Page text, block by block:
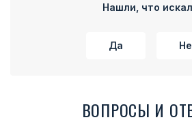
Нашли, что
Да
ВОПРОСЫ И